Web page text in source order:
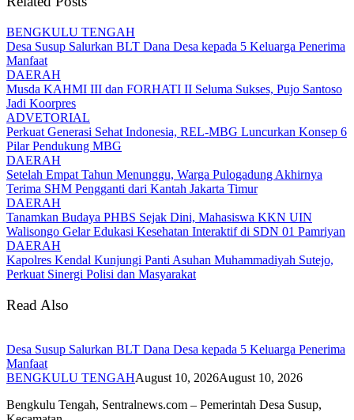
BENGKULU TENGAH
Desa Susup Salurkan BLT Dana Desa kepada 5 Keluarga Penerima
Manfaat
DAERAH
Musda KAHMI III dan FORHATI II Seluma Sukses, Pujo Santoso
Jadi Koorpres
ADVETORIAL
Perkuat Generasi Sehat Indonesia, REL-MBG Luncurkan Konsep 6
Pilar Pendukung MBG
DAERAH
Setelah Empat Tahun Menunggu, Warga Pulogadung Akhirnya
Terima SHM Pengganti dari Kantah Jakarta Timur
DAERAH
Tanamkan Budaya PHBS Sejak Dini, Mahasiswa KKN UIN
Walisongo Gelar Edukasi Kesehatan Interaktif di SDN 01 Pamriyan
DAERAH
Kapolres Kendal Kunjungi Panti Asuhan Muhammadiyah Sutejo,
Perkuat Sinergi Polisi dan Masyarakat
Read Also
Desa Susup Salurkan BLT Dana Desa kepada 5 Keluarga Penerima
Manfaat
BENGKULU TENGAHAugust 10, 2026August 10, 2026
Bengkulu Tengah, Sentralnews.com – Pemerintah Desa Susup,